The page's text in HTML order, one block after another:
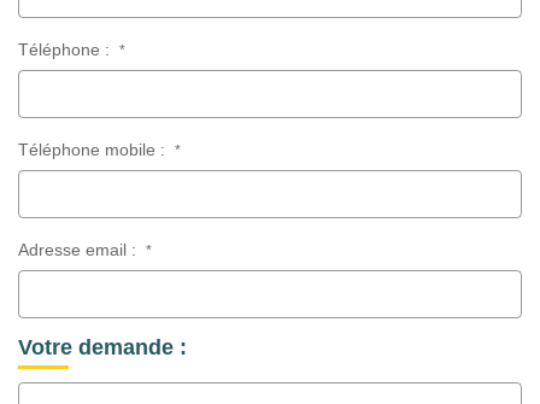
Téléphone : *
Téléphone mobile : *
Adresse email : *
Votre demande :